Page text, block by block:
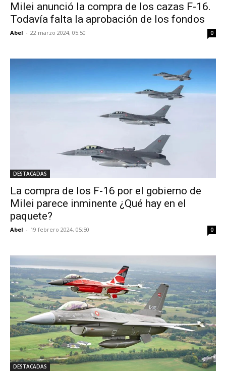
Milei anunció la compra de los cazas F-16.
Todavía falta la aprobación de los fondos
Abel - 22 marzo 2024, 05:50 0
DESTACADAS
La compra de los F-16 por el gobierno de
Milei parece inminente ¿Qué hay en el
paquete?
Abel - 19 febrero 2024, 05:50 0
DESTACADAS